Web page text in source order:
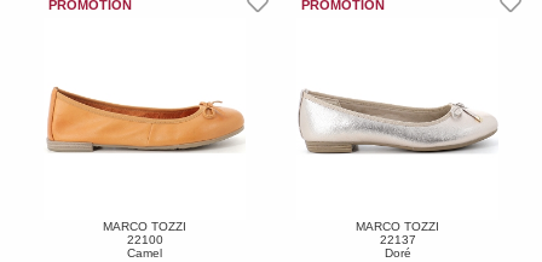
MARCO TOZZI
22100
Camel
MARCO TOZZI
22137
Doré